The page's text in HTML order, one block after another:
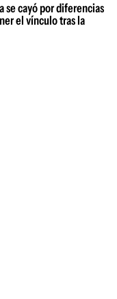
se cayó por diferencias
el vínculo tras la